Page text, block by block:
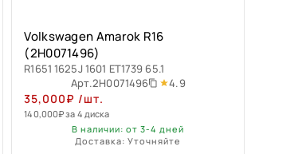
Volkswagen Amarok R16
(2H0071496)
R1651 1625J 1601 ET1739 65.1
Арт.2H0071496 4.9
35,000₽ /шт.
140,000₽за 4 диска
В наличии: от 3-4 дней
Доставка: Уточняйте